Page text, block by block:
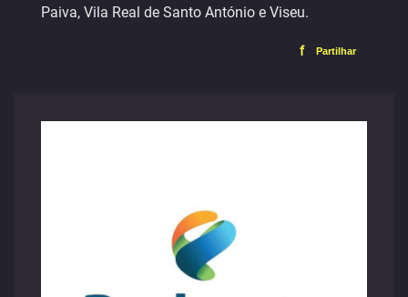
Paiva, Vila Real de Santo António e Viseu.
f Partilhar